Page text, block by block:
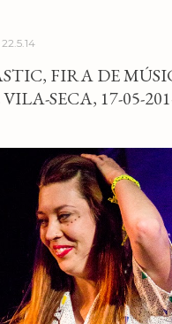
22.5.14
FIRA DE
SECA, 17-05-